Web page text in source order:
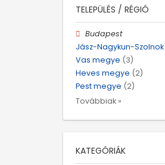
TELEPÜLÉS / RÉGIÓ
Budapest
Jász-Nagykun-
Vas megye (3)
Heves megye (2)
Pest megye (2)
Továbbiak »
KATEGÓRIÁK